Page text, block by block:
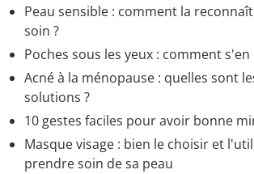
Peau sensible : comment la
soin ?
Poches sous les yeux : comment
Acné à la ménopause : quelles sont
solutions ?
10 gestes faciles pour avoir bonne
Masque visage : bien le choisir et
prendre soin de sa peau